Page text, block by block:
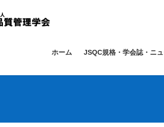
ホーム JSQC規格・学会誌・ニ